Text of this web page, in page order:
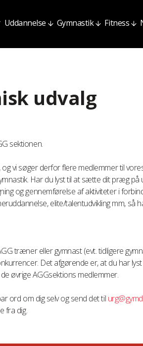
Uddannelse Gymnastik Fitness
udvalg
sektionen.
vi søger derfor flere medlemmer til
Har du lyst til at sætte dit præg på
og gennemførelse af aktiviteter i
elite/talentudvikling mm, så
træner eller gymnast (evt. tidligere
Det afgørende er, at du har
øvrige AGGsektions medlemmer.
ord om dig selv og send det til
fra dig.